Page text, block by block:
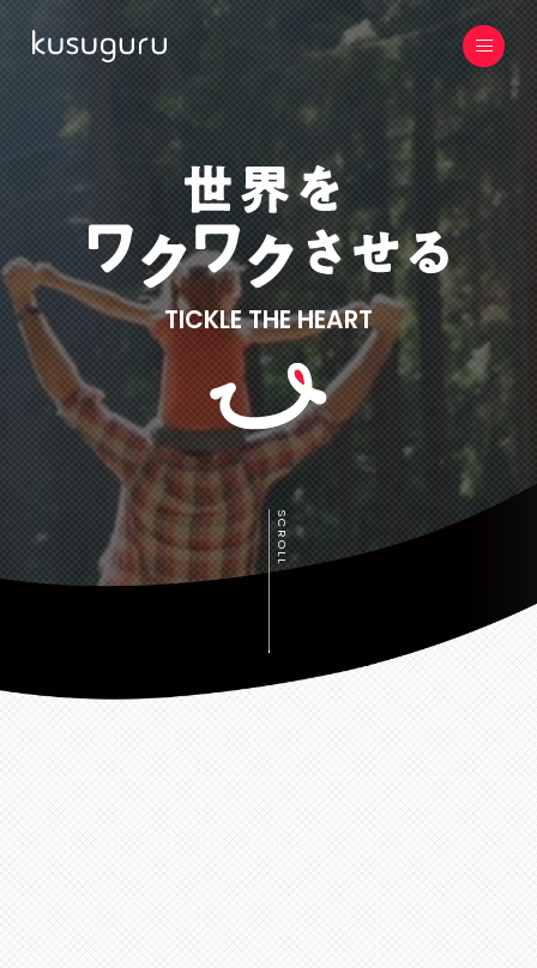
TICKLE THE HEART
SCROLL